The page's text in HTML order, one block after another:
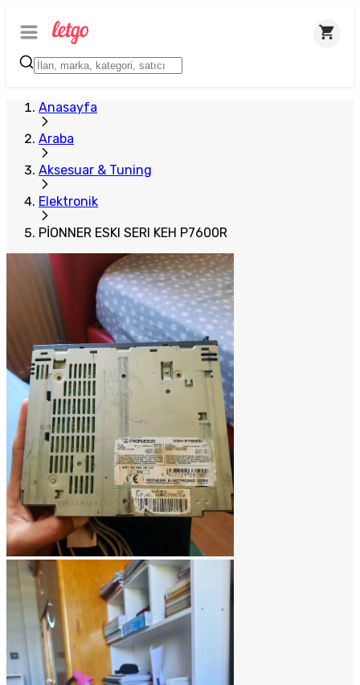
Anasayfa
Araba
Aksesuar & Tuning
Elektronik
PİONNER ESKI SERI KEH P7600R